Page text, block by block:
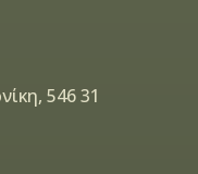
546 31